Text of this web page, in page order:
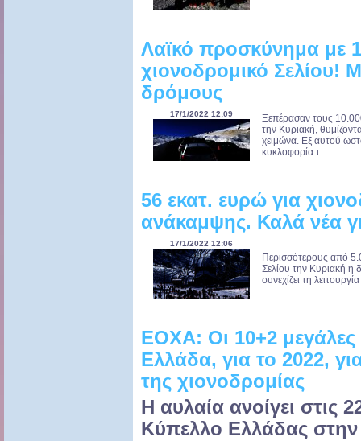
Λαϊκό προσκύνημα με
χιονοδρομικό Σελίου!
δρόμους
17/1/2022 12:09
Ξεπέρασαν τους
την Κυριακή,
χειμώνα. Εξ αυτού
κυκλοφορία τ...
56 εκατ. ευρώ για
ανάκαμψης. Καλά νέα
17/1/2022 12:06
Περισσότερους από
Σελίου την Κυριακή η
συνεχίζει τη
ΕΟΧΑ: Οι 10+2 μεγάλες
Ελλάδα, για το 2022,
της χιονοδρομίας
Η αυλαία ανοίγει στις
Κύπελλο Ελλάδας στην